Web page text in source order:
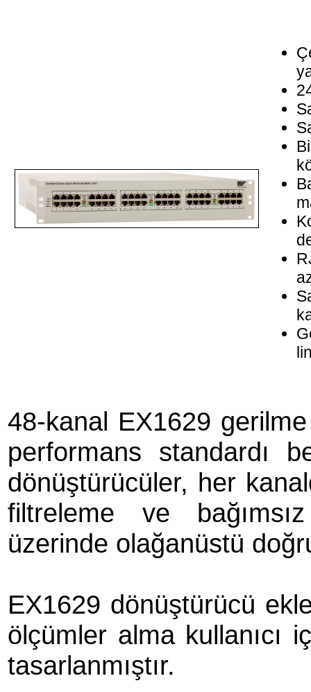
48-kanal EX1629
performans standardı
dönüştürücüler, her
filtreleme ve
üzerinde olağanüstü
EX1629 dönüştürücü
ölçümler alma kullanıcı
tasarlanmıştır.